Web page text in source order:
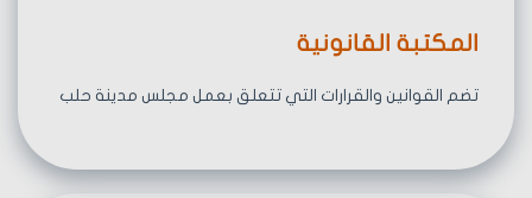
المكتبة القانونية
تضم القوانين والقرارات التي تتعلق بعمل مجلس مدينة حلب